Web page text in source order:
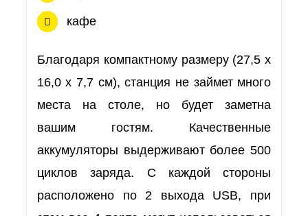
кафе
Благодаря компактному размеру (27,5 х
16,0 х 7,7 см), станция не займет много
места на столе, но будет заметна
вашим гостям. Качественные
аккумуляторы выдерживают более 500
циклов заряда. С каждой стороны
расположено по 2 выхода USB, при